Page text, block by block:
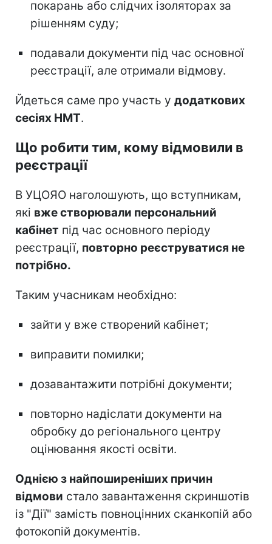
покарань або слідчих ізоляторах за
рішенням суду;
подавали документи під час основної
реєстрації, але отримали відмову.
Йдеться саме про участь у додаткових
сесіях НМТ.
Що робити тим, кому відмовили в
реєстрації
В УЦОЯО наголошують, що вступникам,
які вже створювали персональний
кабінет під час основного періоду
реєстрації, повторно реєструватися не
потрібно.
Таким учасникам необхідно:
зайти у вже створений кабінет;
виправити помилки;
дозавантажити потрібні документи;
повторно надіслати документи на
обробку до регіонального центру
оцінювання якості освіти.
Однією з найпоширеніших причин
відмови стало завантаження скриншотів
із "Дії" замість повноцінних сканкопій або
фотокопій документів.